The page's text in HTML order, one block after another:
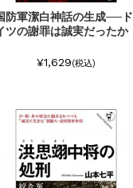
防軍潔白神話の生成──ド
ツの謝罪は誠実だったか
¥1,629(税込)